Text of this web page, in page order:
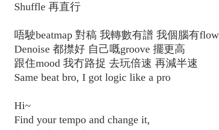
Shuffle 再直行
唔駛beatmap 對稿 我轉數有譜 我個腦有flow
Denoise 都㩒好 自己嘅groove 擺更高
跟住mood 我冇路捉 去玩倍速 再減半速
Same beat bro, I got logic like a pro
Hi~
Find your tempo and change it,